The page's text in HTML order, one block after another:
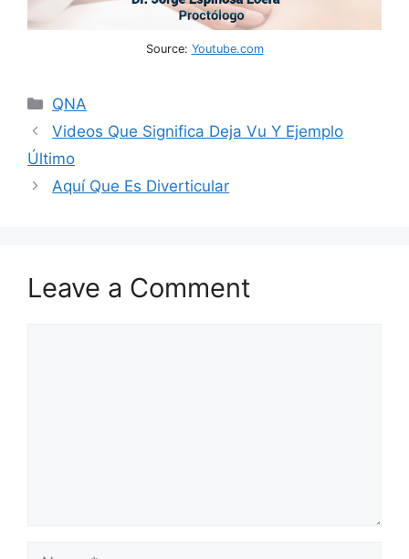
Source: Youtube.com
Categories
QNA
Videos Que Significa Deja Vu Y Ejemplo
Último
Aquí Que Es Diverticular
Leave a Comment